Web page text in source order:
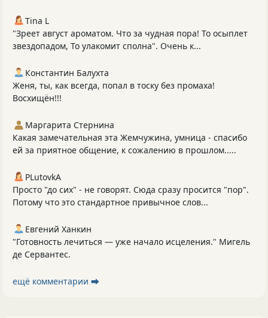
Tina L
"Зреет август ароматом. Что за чудная пора! То осыплет
звездопадом, То улакомит сполна". Очень к...
Константин Балухта
Женя, ты, как всегда, попал в тоску без промаха!
Восхищён!!!
Маргарита Стернина
Какая замечательная эта Жемчужина, умница - спасибо
ей за приятное общение, к сожалению в прошлом.....
PLutоvkА
Просто "до сих" - не говорят. Сюда сразу просится "пор".
Потому что это стандартное привычное слов...
Евгений Ханкин
"Готовность лечиться — уже начало исцеления." Мигель
де Сервантес.
ещё комментарии ⮕